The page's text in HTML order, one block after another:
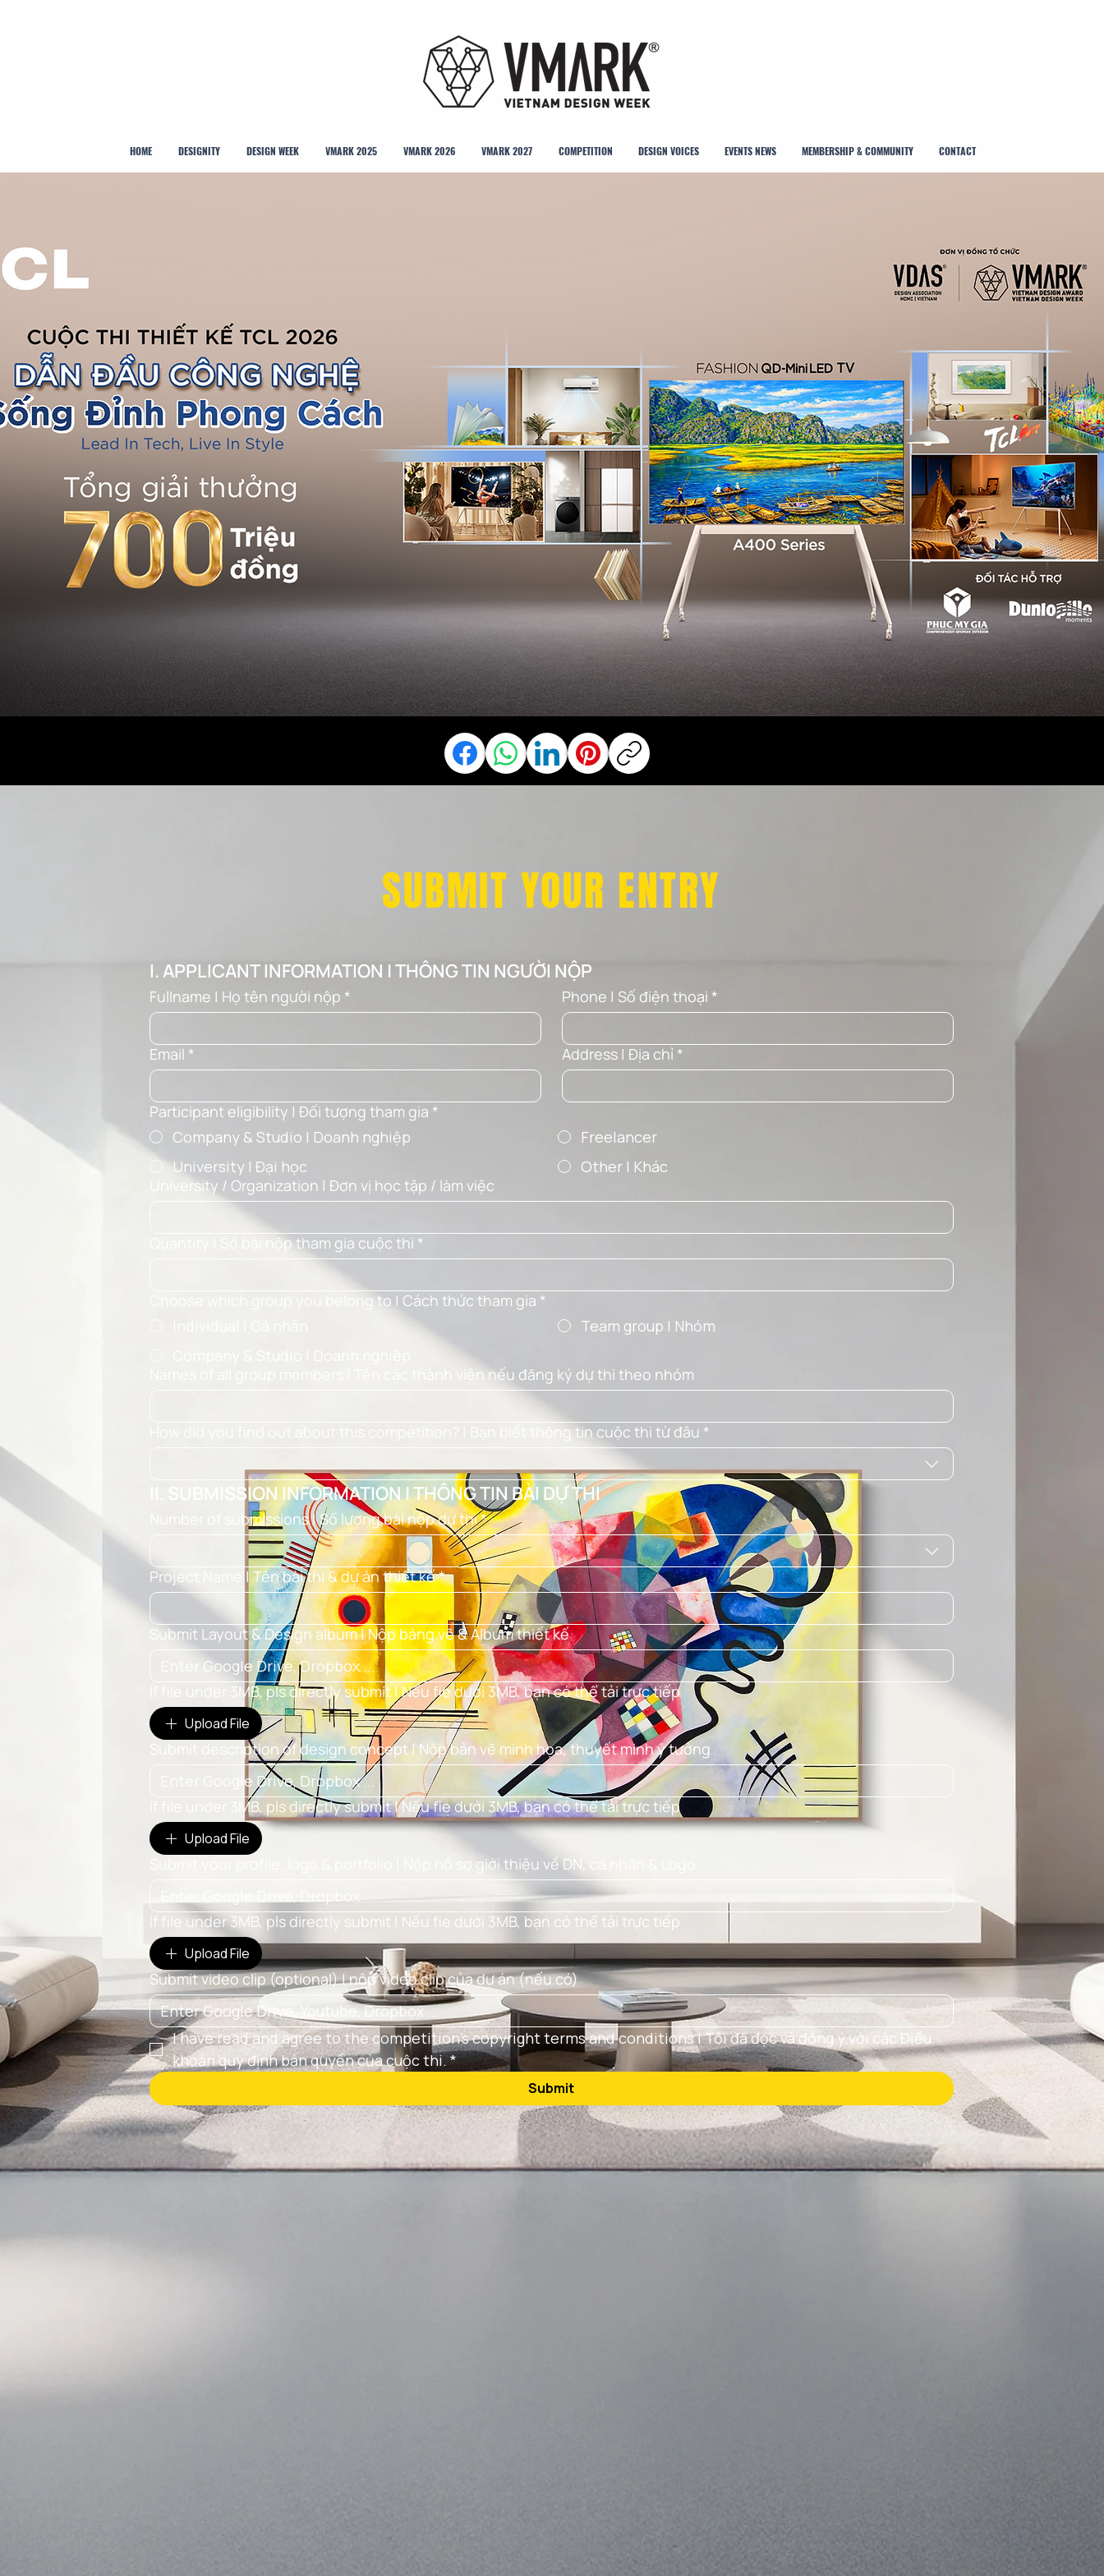
HOME DESIGNITY DESIGN WEEK VMARK 2025 VMARK 2026 VMARK 2027 COMPETITION DESIGN VOICES EVENTS NEWS MEMBERSHIP & COMMUNITY CONTACT
SUBMIT YOUR ENTRY
I. APPLICANT INFORMATION | THÔNG TIN NGƯỜI NỘP
Fullname | Họ tên người nộp * Phone | Số điện thoại *
Email * Address | Địa chỉ *
Participant eligibility | Đối tượng tham gia *
Company & Studio I Doanh nghiệp
Freelancer
University | Đại học
Other | Khác
University / Organization | Đơn vị học tập / làm việc
Quantity | Số bài nộp tham gia cuộc thi *
Choose which group you belong to | Cách thức tham gia *
Team group I Nhóm
Names of all group members | Tên các thành viên nếu đăng ký dự thi theo nhóm
How did you find out about this competition? | Bạn biết thông tin cuộc thi từ đâu *
II. SUBMISSION INFORMATION | THÔNG TIN BÀI DỰ THI
Number of submissions | Số lượng bài nộp dự thi*
Project Name | Tên bài thi & dự án thiết kế*
Submit Layout & Design album | Nộp bảng vẽ & Album thiết kế
If file under 3MB, pls directly submit | Nếu fie dưới 3MB, bạn có thể tải trực tiếp
Upload File
Submit description of design concept | Nộp bản vẽ minh họa, thuyết minh ý tưởng
If file under 3MB, pls directly submit | Nếu fie dưới 3MB, bạn có thể tải trực tiếp
Upload File
Submit your profile, logo & portfolio | Nộp hồ sơ giới thiệu về DN, cá nhân & Logo
If file under 3MB, pls directly submit | Nếu fie dưới 3MB, bạn có thể tải trực tiếp
Upload File
Submit video clip (optional) | nộp video clip của dự án (nếu có)
I have read and agree to the competition’s copyright terms and conditions | Tôi đã đọc và đồng ý với các Điều
khoản quy định bản quyền của cuộc thi.*
Submit